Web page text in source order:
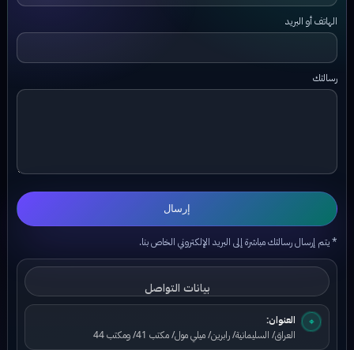
رسالتك
* يتم إرسال رسالتك مباشرة إلى البريد الإلكتروني الخاص بنا.
بيانات التواصل
العراق/ السليمانية/ رابرين/ ميلي مول/ مكتب 41/ ومكتب 44
✆
الهاتف:
+964 771 736 5184